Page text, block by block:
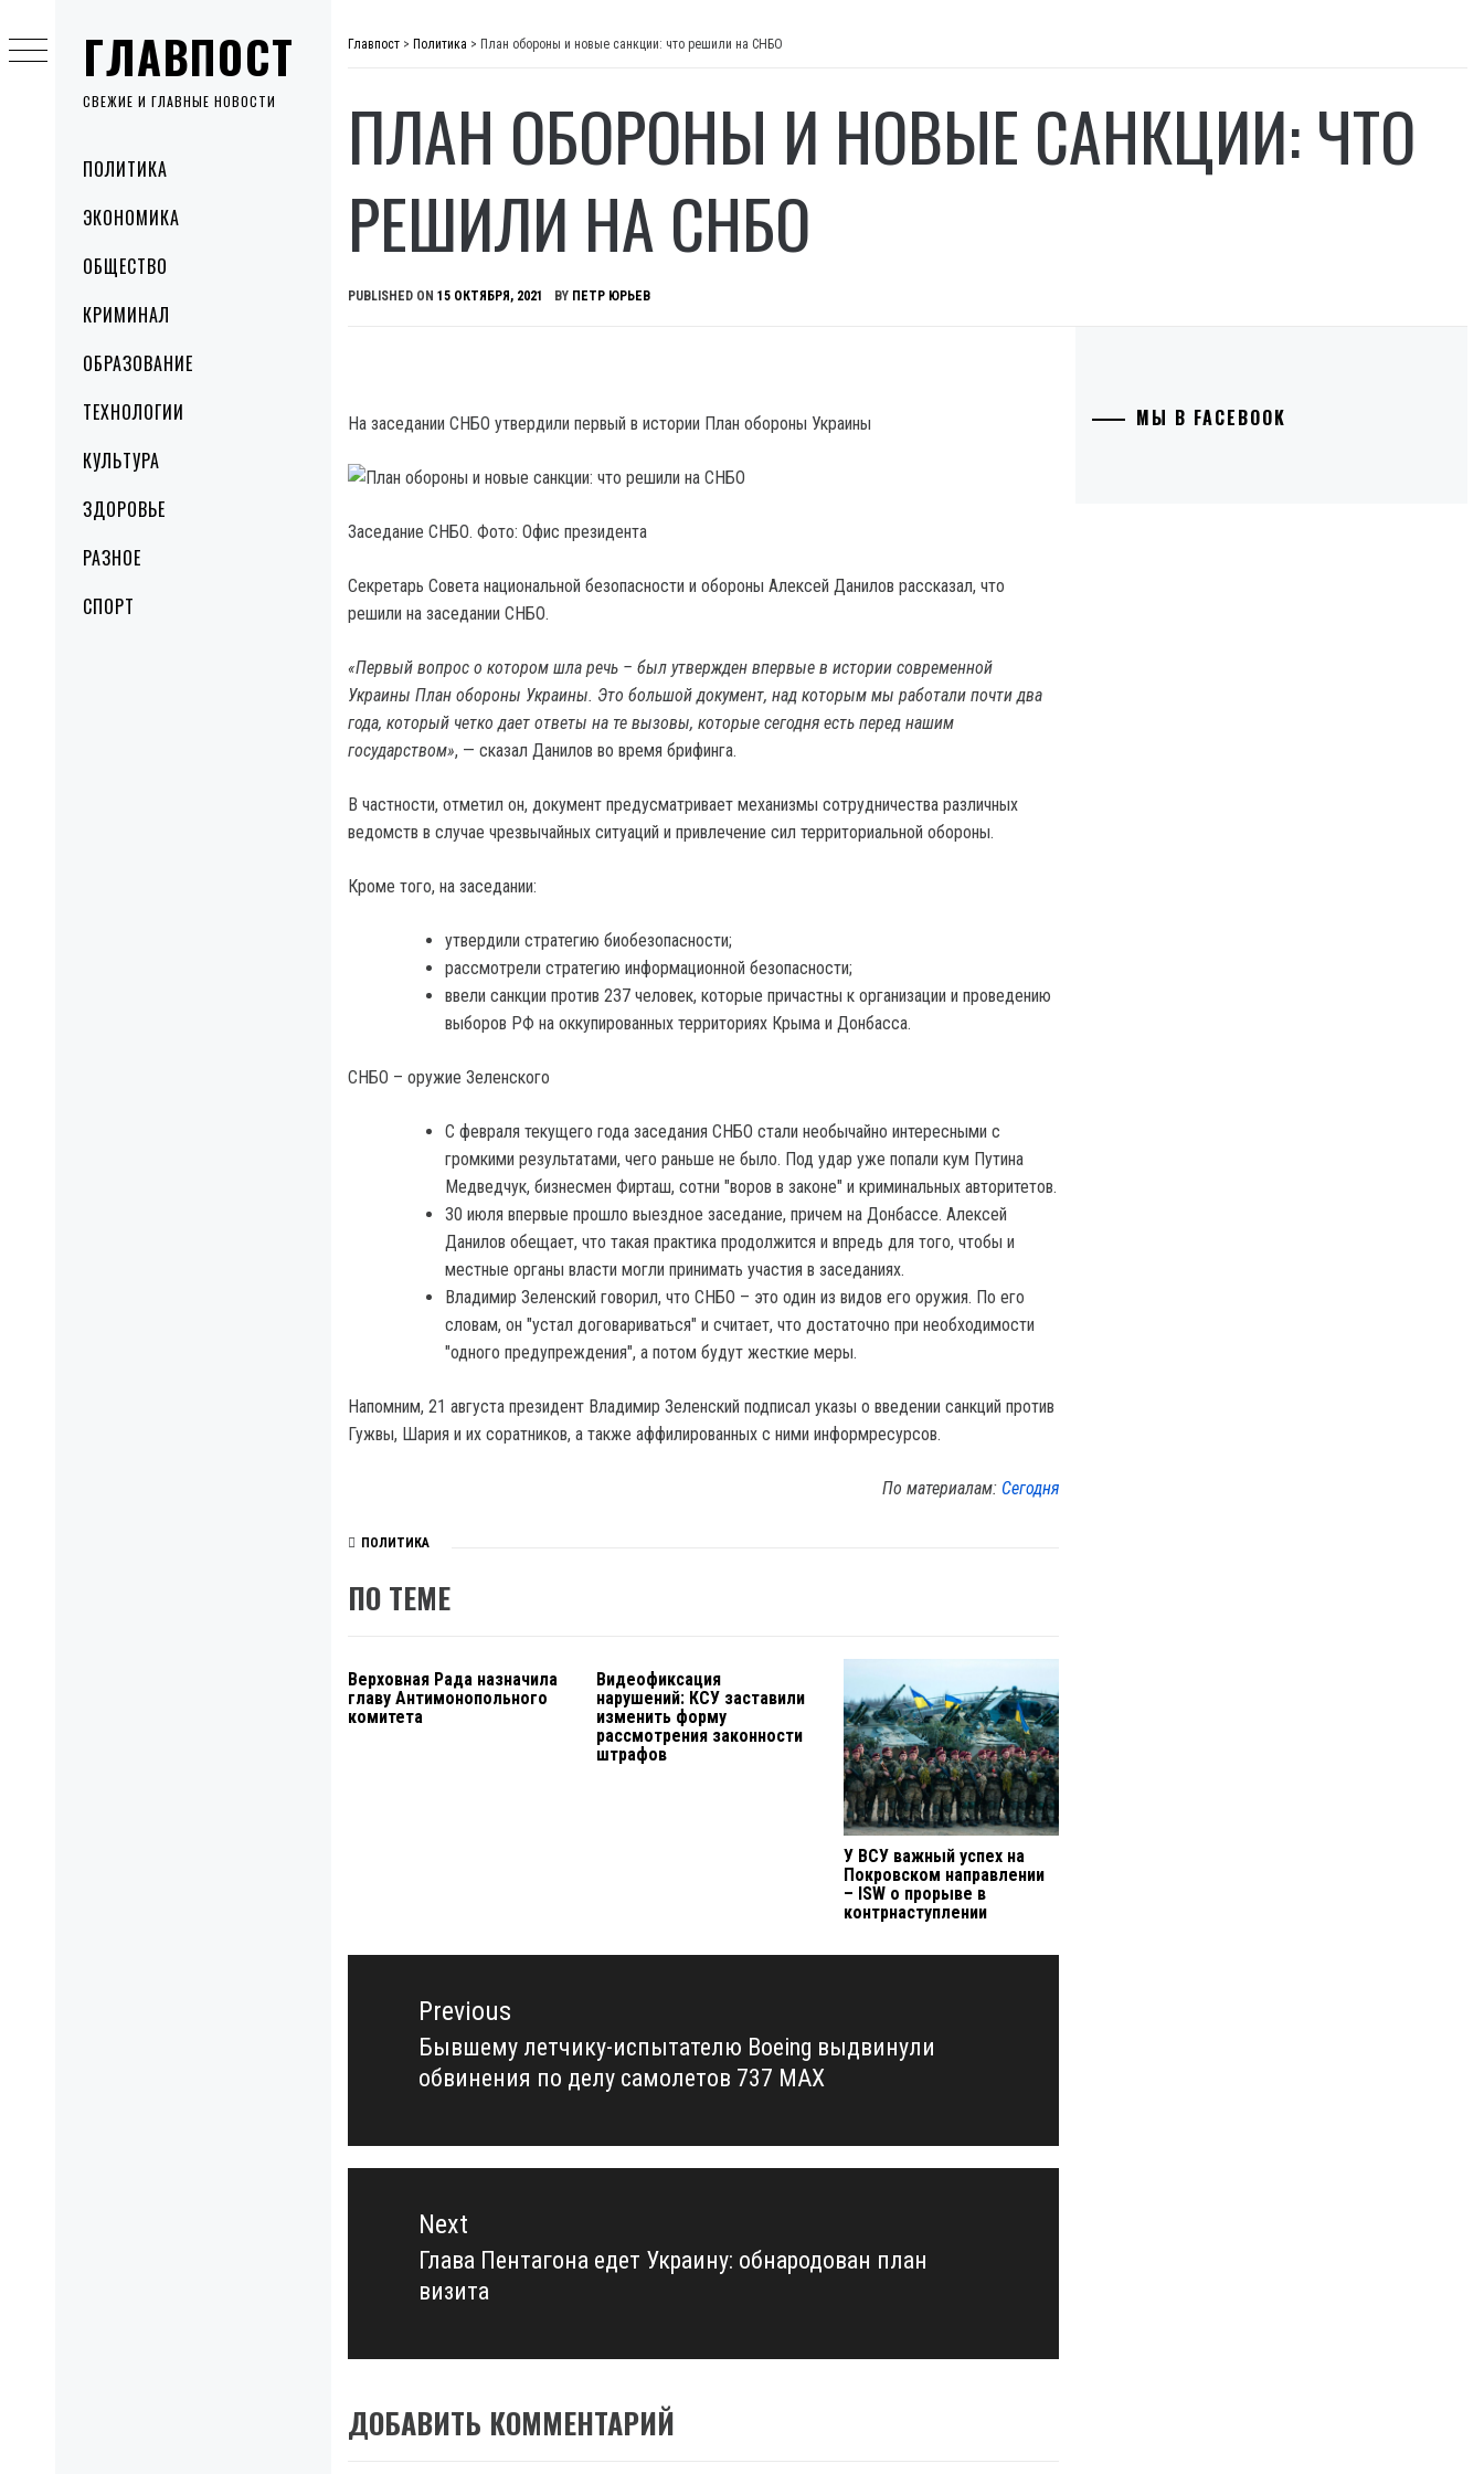
ГЛАВПОСТ
СВЕЖИЕ И ГЛАВНЫЕ НОВОСТИ
MenuПОЛИТИКА
ЭКОНОМИКА
ОБЩЕСТВО
КРИМИНАЛ
ОБРАЗОВАНИЕ
ТЕХНОЛОГИИ
КУЛЬТУРА
ЗДОРОВЬЕ
РАЗНОЕ
СПОРТ
to
content
Главпост > Политика > План обороны и новые санкции: что решили на СНБО
ПЛАН ОБОРОНЫ И НОВЫЕ САНКЦИИ: ЧТО
РЕШИЛИ НА СНБО
PUBLISHED ON 15 ОКТЯБРЯ, 2021 BY ПЕТР ЮРЬЕВ
На заседании СНБО утвердили первый в истории План обороны Украины
Заседание СНБО. Фото: Офис президента
Секретарь Совета национальной безопасности и обороны Алексей Данилов рассказал, что
решили на заседании СНБО.
«Первый вопрос о котором шла речь – был утвержден впервые в истории современной
Украины План обороны Украины. Это большой документ, над которым мы работали почти два
года, который четко дает ответы на те вызовы, которые сегодня есть перед нашим
государством», — сказал Данилов во время брифинга.
В частности, отметил он, документ предусматривает механизмы сотрудничества различных
ведомств в случае чрезвычайных ситуаций и привлечение сил территориальной обороны.
Кроме того, на заседании:
утвердили стратегию биобезопасности;
рассмотрели стратегию информационной безопасности;
ввели санкции против 237 человек, которые причастны к организации и проведению
выборов РФ на оккупированных территориях Крыма и Донбасса.
СНБО – оружие Зеленского
С февраля текущего года заседания СНБО стали необычайно интересными с
громкими результатами, чего раньше не было. Под удар уже попали кум Путина
Медведчук, бизнесмен Фирташ, сотни "воров в законе" и криминальных авторитетов.
30 июля впервые прошло выездное заседание, причем на Донбассе. Алексей
Данилов обещает, что такая практика продолжится и впредь для того, чтобы и
местные органы власти могли принимать участия в заседаниях.
Владимир Зеленский говорил, что СНБО – это один из видов его оружия. По его
словам, он "устал договариваться" и считает, что достаточно при необходимости
"одного предупреждения", а потом будут жесткие меры.
Напомним, 21 августа президент Владимир Зеленский подписал указы о введении санкций против
Гужвы, Шария и их соратников, а также аффилированных с ними информресурсов.
По материалам: Сегодня
ПОЛИТИКА
ПО ТЕМЕ
Верховная Рада назначила
главу Антимонопольного
комитета
Видеофиксация
нарушений: КСУ заставили
изменить форму
рассмотрения законности
штрафов
У ВСУ важный успех на
Покровском направлении
– ISW о прорыве в
контрнаступлении
Навигация
записямPrevious
Previous
post:
Бывшему летчику-испытателю Boeing выдвинули
обвинения по делу самолетов 737 MAX
Next
Next
post:
Глава Пентагона едет Украину: обнародован план
визита
ДОБАВИТЬ КОММЕНТАРИЙ
МЫ В FACEBOOK